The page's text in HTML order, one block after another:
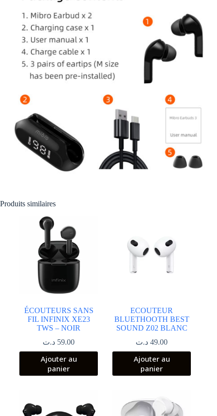
Produits similaires
ÉCOUTEURS SANS
FIL INFINIX XE23
TWS – NOIR
59.00 د.ت
Ajouter au
panier
ECOUTEUR
BLUETHOOTH BEST
SOUND Z02 BLANC
49.00 د.ت
Ajouter au
panier